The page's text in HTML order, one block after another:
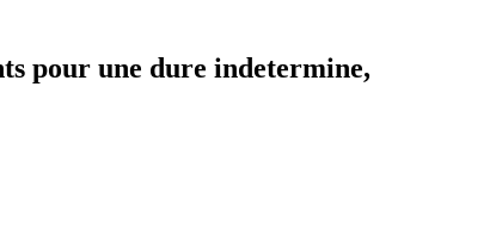
pour une dure indetermine,